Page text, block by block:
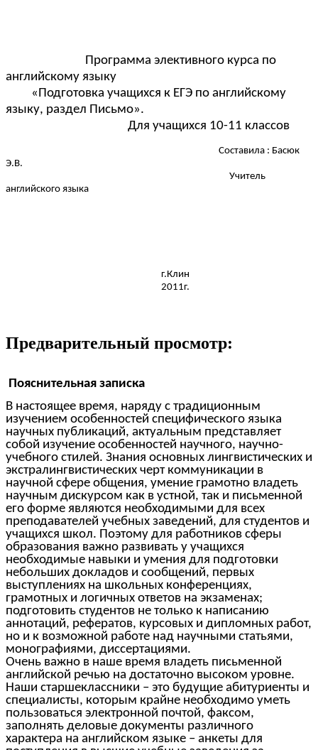
Программа элективного курса по
английскому языку
«Подготовка учащихся к ЕГЭ по английскому
языку, раздел Письмо».
Для учащихся 10-11 классов
Составила : Басюк
Э.В.
Учитель
английского языка
г.Клин
2011г.
Предварительный просмотр:
Пояснительная записка
В настоящее время, наряду с традиционным
изучением особенностей специфического языка
научных публикаций, актуальным представляет
собой изучение особенностей научного, научно-
учебного стилей. Знания основных лингвистических и
экстралингвистических черт коммуникации в
научной сфере общения, умение грамотно владеть
научным дискурсом как в устной, так и письменной
его форме являются необходимыми для всех
преподавателей учебных заведений, для студентов и
учащихся школ. Поэтому для работников сферы
образования важно развивать у учащихся
необходимые навыки и умения для подготовки
небольших докладов и сообщений, первых
выступлениях на школьных конференциях,
грамотных и логичных ответов на экзаменах;
подготовить студентов не только к написанию
аннотаций, рефератов, курсовых и дипломных работ,
но и к возможной работе над научными статьями,
монографиями, диссертациями.
Очень важно в наше время владеть письменной
английской речью на достаточно высоком уровне.
Наши старшеклассники – это будущие абитуриенты и
специалисты, которым крайне необходимо уметь
пользоваться электронной почтой, факсом,
заполнять деловые документы различного
характера на английском языке – анкеты для